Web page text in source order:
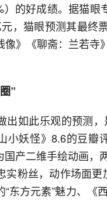
）的好成绩。据猫
，猫眼预测其最终
像》《聊斋：兰若寺
”
出如此乐观的预测
小妖怪》8.6的豆瓣
国产二维手绘动画，
实粉丝，动作场面
东方元素”魅力、《